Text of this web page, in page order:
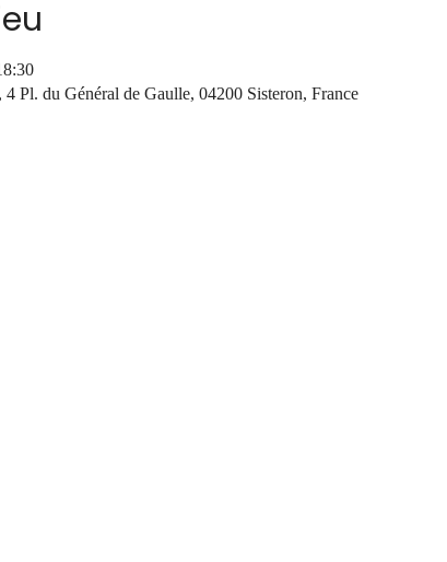
4 Pl. du Général de Gaulle, 04200 Sisteron, France